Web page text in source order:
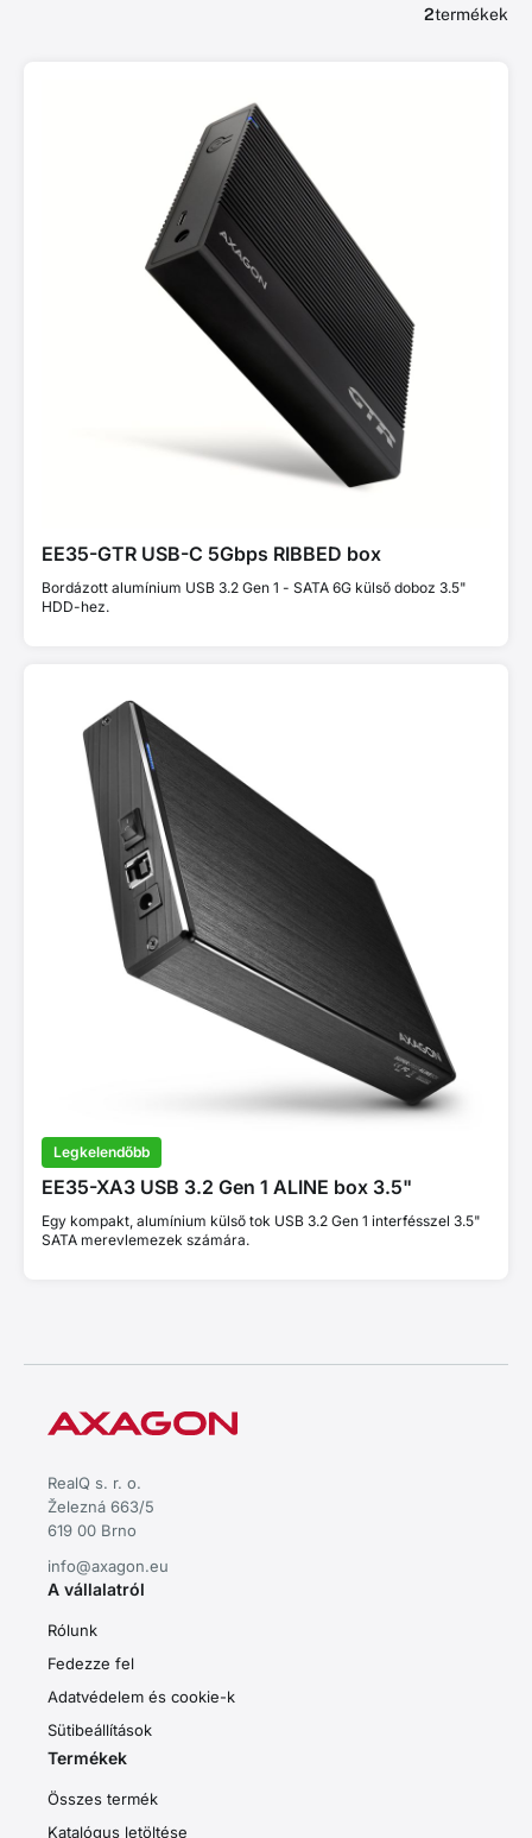
2termékek
EE35-GTR USB-C 5Gbps RIBBED box
Bordázott alumínium USB 3.2 Gen 1 - SATA 6G külső doboz 3.5"
HDD-hez.
Legkelendőbb
EE35-XA3 USB 3.2 Gen 1 ALINE box 3.5"
Egy kompakt, alumínium külső tok USB 3.2 Gen 1 interfésszel 3.5"
SATA merevlemezek számára.
RealQ s. r. o.
Železná 663/5
619 00 Brno
info@axagon.eu
A vállalatról
Rólunk
Fedezze fel
Adatvédelem és cookie-k
Sütibeállítások
Termékek
Összes termék
Katalógus letöltése